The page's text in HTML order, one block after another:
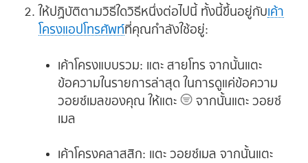
ให้ปฏิบัติตามวิธีใดวิธีหนึ่งต่อไปนี้ ทั้งนี้ขึ้นอยู่กับเค้า
โครงแอปโทรศัพท์ที่คุณกำลังใช้อยู่:
เค้าโครงแบบรวม: แตะ สายโทร จากนั้นแตะ
ข้อความในรายการล่าสุด ในการดูแค่ข้อความ
วอยซ์เมลของคุณ ให้แตะ
จากนั้นแตะ วอยซ์
เมล
เค้าโครงคลาสสิก: แตะ วอยซ์เมล จากนั้นแตะ